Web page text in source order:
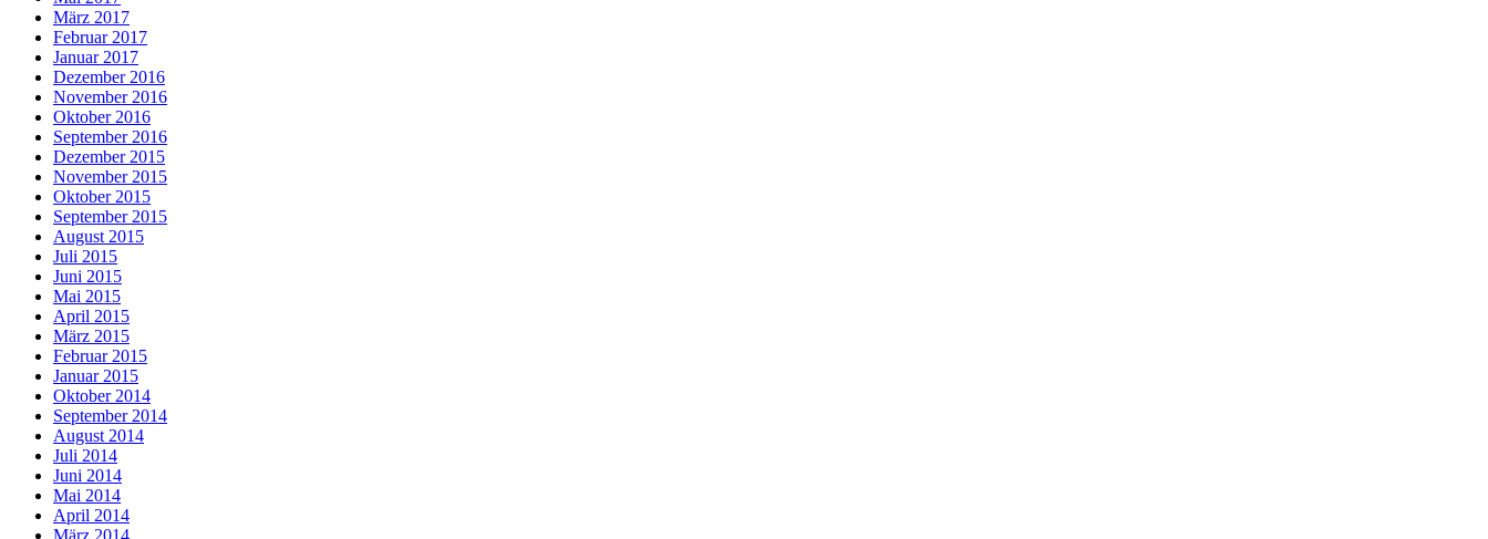
März 2017
Februar 2017
Januar 2017
Dezember 2016
November 2016
Oktober 2016
September 2016
Dezember 2015
November 2015
Oktober 2015
September 2015
August 2015
Juli 2015
Juni 2015
Mai 2015
April 2015
März 2015
Februar 2015
Januar 2015
Oktober 2014
September 2014
August 2014
Juli 2014
Juni 2014
Mai 2014
April 2014
März 2014